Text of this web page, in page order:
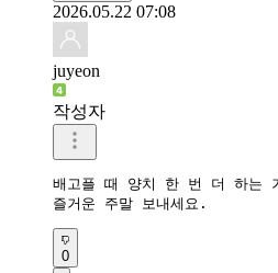
2026.05.22 07:08
juyeon
작성자
배고플 때 양치 한 번 더 하는
즐거운 주말 보내세요.
0